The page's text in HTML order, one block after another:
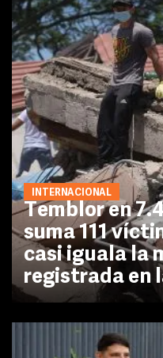
INTERNACIONAL
Temblor en
suma 111
casi iguala la
registrada en